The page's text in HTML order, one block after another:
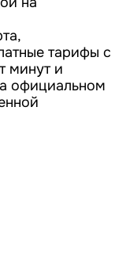
тарифы с
минут и
официальном